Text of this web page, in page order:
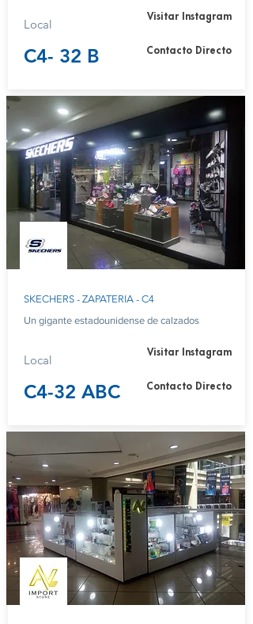
Local
Visitar Instagram
C4- 32 B Contacto Directo
SKECHERS - ZAPATERIA - C4
Un gigante estadounidense de calzados
Local
Visitar Instagram
C4-32 ABC Contacto Directo